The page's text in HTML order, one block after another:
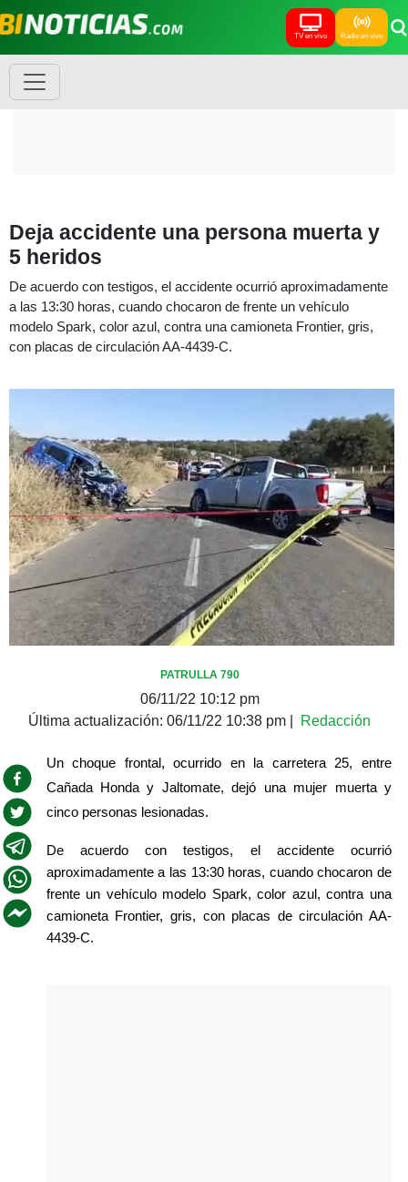
TV en vivo Radio en vivo
Deja accidente una persona muerta y
5 heridos
De acuerdo con testigos, el accidente ocurrió aproximadamente
a las 13:30 horas, cuando chocaron de frente un vehículo
modelo Spark, color azul, contra una camioneta Frontier, gris,
con placas de circulación AA-4439-C.
PATRULLA 790
06/11/22 10:12 pm
Última actualización: 06/11/22 10:38 pm Redacción
Un choque frontal, ocurrido en la carretera 25, entre
Cañada Honda y Jaltomate, dejó una mujer muerta y
cinco personas lesionadas.
De acuerdo con testigos, el accidente ocurrió
aproximadamente a las 13:30 horas, cuando chocaron de
frente un vehículo modelo Spark, color azul, contra una
camioneta Frontier, gris, con placas de circulación AA-
4439-C.